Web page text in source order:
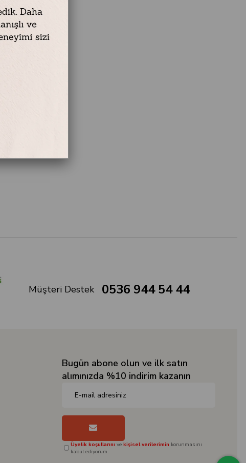
Müşteri Destek 0536 944 54 44
Bugün abone olun ve ilk satın
alımınızda %10 indirim kazanın
Üyelik koşullarını vekişisel verilerimin korunmasını
kabul ediyorum.